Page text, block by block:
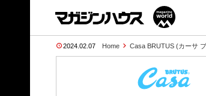
2024.02.07 Home Casa BRUTUS (カーサ